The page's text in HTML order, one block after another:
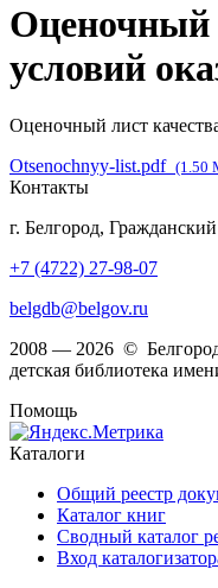
Оценочный
условий
Оценочный лист
Otsenochnyy-list.pdf (1.50
Контакты
г. Белгород,
+7 (4722) 27-98-07
belgdb@belgov.ru
2008 — 2026 ©
детская библиотека
Помощь
Каталоги
Общий реестр
Каталог книг
Сводный каталог
Вход